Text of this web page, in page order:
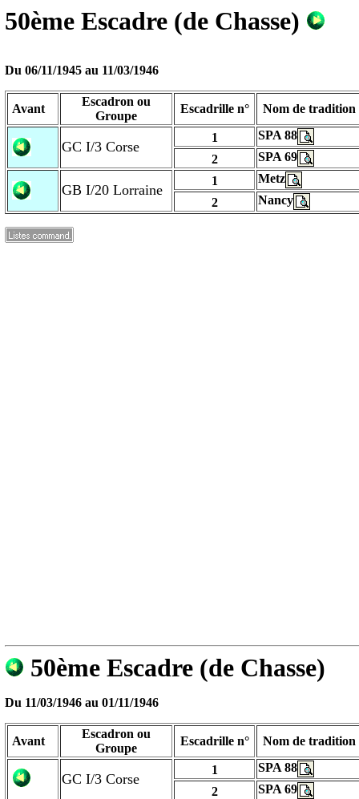
50ème Escadre (de Chasse)
Du 06/11/1945 au 11/03/1946
Avant
Escadron ou
Groupe
Escadrille n° Nom de tradition
GC I/3 Corse
1
SPA 88
2
SPA 69
GB I/20 Lorraine
1
Metz
2
Nancy
50ème Escadre (de Chasse)
Du 11/03/1946 au 01/11/1946
Avant
Escadron ou
Groupe
Escadrille n° Nom de tradition
GC I/3 Corse
1
SPA 88
2
SPA 69